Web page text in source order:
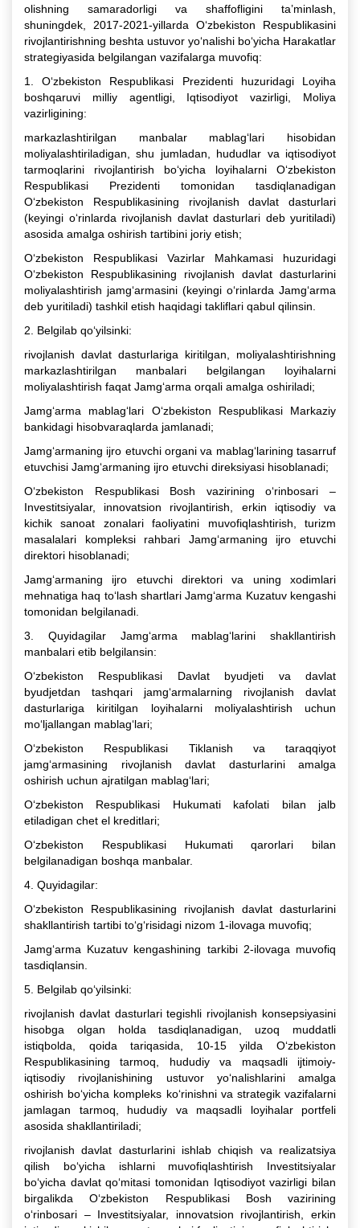
olishning samaradorligi va shaffofligini ta’minlash,
shuningdek, 2017-2021-yillarda O‘zbekiston Respublikasini
rivojlantirishning beshta ustuvor yo‘nalishi bo‘yicha Harakatlar
strategiyasida belgilangan vazifalarga muvofiq:
1. O‘zbekiston Respublikasi Prezidenti huzuridagi Loyiha
boshqaruvi milliy agentligi, Iqtisodiyot vazirligi, Moliya
vazirligining:
markazlashtirilgan manbalar mablag‘lari hisobidan
moliyalashtiriladigan, shu jumladan, hududlar va iqtisodiyot
tarmoqlarini rivojlantirish bo‘yicha loyihalarni O‘zbekiston
Respublikasi Prezidenti tomonidan tasdiqlanadigan
O‘zbekiston Respublikasining rivojlanish davlat dasturlari
(keyingi o‘rinlarda rivojlanish davlat dasturlari deb yuritiladi)
asosida amalga oshirish tartibini joriy etish;
O‘zbekiston Respublikasi Vazirlar Mahkamasi huzuridagi
O‘zbekiston Respublikasining rivojlanish davlat dasturlarini
moliyalashtirish jamg‘armasini (keyingi o‘rinlarda Jamg‘arma
deb yuritiladi) tashkil etish haqidagi takliflari qabul qilinsin.
2. Belgilab qo‘yilsinki:
rivojlanish davlat dasturlariga kiritilgan, moliyalashtirishning
markazlashtirilgan manbalari belgilangan loyihalarni
moliyalashtirish faqat Jamg‘arma orqali amalga oshiriladi;
Jamg‘arma mablag‘lari O‘zbekiston Respublikasi Markaziy
bankidagi hisobvaraqlarda jamlanadi;
Jamg‘armaning ijro etuvchi organi va mablag‘larining tasarruf
etuvchisi Jamg‘armaning ijro etuvchi direksiyasi hisoblanadi;
O‘zbekiston Respublikasi Bosh vazirining o‘rinbosari –
Investitsiyalar, innovatsion rivojlantirish, erkin iqtisodiy va
kichik sanoat zonalari faoliyatini muvofiqlashtirish, turizm
masalalari kompleksi rahbari Jamg‘armaning ijro etuvchi
direktori hisoblanadi;
Jamg‘armaning ijro etuvchi direktori va uning xodimlari
mehnatiga haq to‘lash shartlari Jamg‘arma Kuzatuv kengashi
tomonidan belgilanadi.
3. Quyidagilar Jamg‘arma mablag‘larini shakllantirish
manbalari etib belgilansin:
O‘zbekiston Respublikasi Davlat byudjeti va davlat
byudjetdan tashqari jamg‘armalarning rivojlanish davlat
dasturlariga kiritilgan loyihalarni moliyalashtirish uchun
mo‘ljallangan mablag‘lari;
O‘zbekiston Respublikasi Tiklanish va taraqqiyot
jamg‘armasining rivojlanish davlat dasturlarini amalga
oshirish uchun ajratilgan mablag‘lari;
O‘zbekiston Respublikasi Hukumati kafolati bilan jalb
etiladigan chet el kreditlari;
O‘zbekiston Respublikasi Hukumati qarorlari bilan
belgilanadigan boshqa manbalar.
4. Quyidagilar:
O‘zbekiston Respublikasining rivojlanish davlat dasturlarini
shakllantirish tartibi to‘g‘risidagi nizom 1-ilovaga muvofiq;
Jamg‘arma Kuzatuv kengashining tarkibi 2-ilovaga muvofiq
tasdiqlansin.
5. Belgilab qo‘yilsinki:
rivojlanish davlat dasturlari tegishli rivojlanish konsepsiyasini
hisobga olgan holda tasdiqlanadigan, uzoq muddatli
istiqbolda, qoida tariqasida, 10-15 yilda O‘zbekiston
Respublikasining tarmoq, hududiy va maqsadli ijtimoiy-
iqtisodiy rivojlanishining ustuvor yo‘nalishlarini amalga
oshirish bo‘yicha kompleks ko‘rinishni va strategik vazifalarni
jamlagan tarmoq, hududiy va maqsadli loyihalar portfeli
asosida shakllantiriladi;
rivojlanish davlat dasturlarini ishlab chiqish va realizatsiya
qilish bo‘yicha ishlarni muvofiqlashtirish Investitsiyalar
bo‘yicha davlat qo‘mitasi tomonidan Iqtisodiyot vazirligi bilan
birgalikda O‘zbekiston Respublikasi Bosh vazirining
o‘rinbosari – Investitsiyalar, innovatsion rivojlantirish, erkin